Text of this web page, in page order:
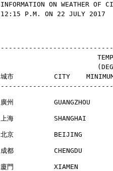
INFORMATION ON WEATHER
12:15 P.M. ON 22 JULY 2017
城市          CITY    MINIMUM 最
廣州
上海          SHANGHAI
北京          BEIJING
成都          CHENGDU
廈門          XIAMEN